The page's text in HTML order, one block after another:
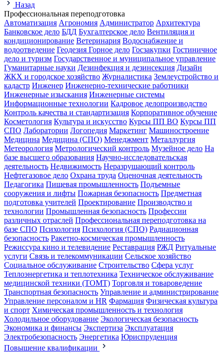
Назад
Профессиональная переподготовка
Автоматизация Агрономия Администратор Архитектура
Банковское дело БДД Бухгалтерское дело Вентиляция и
кондиционирование Ветеринария Водоснабжение и
водоотведение Геодезия Горное дело Госзакупки Гостиничное
дело и туризм Государственное и муниципальное управление
Гуманитарные науки Дезинфекция и дезинсекция Дизайн
ЖКХ и городское хозяйство Журналистика Землеустройство и
кадастр Инженер Инженерно-технические работники
Инженерные изыскания Инженерные системы
Информационные технологии Кадровое делопроизводство
Контроль качества и стандартизация Корпоративное обучение
Косметология Культура и искусство Курсы ПП ВО Курсы ПП
СПО Лаборатории Логопедия Маркетинг Машиностроение
Медицина Медицина (СПО) Менеджмент Металлургия
Метеорология Метрологический контроль Музейное дело На
базе высшего образования Научно-исследовательская
деятельность Недвижимость Неразрушающий контроль
Нефтегазовое дело Охрана труда Оценочная деятельность
Педагогика Пищевая промышленность Подъемные
сооружения и лифты Пожарная безопасность Предметная
подготовка учителей Проектирование Производство и
технологии Промышленная безопасность Профессии
различных отраслей Профессиональная переподготовка на
базе СПО Психология Психология (СПО) Радиационная
безопасность Ракетно-космическая промышленность
Режиссура кино и телевидение Реставрация РЖД Ритуальные
услуги Связь и телекоммуникации Сельское хозяйство
Социальное обслуживание Строительство Сфера услуг
Теплоэнергетика и теплотехника Техническое обслуживание
медицинской техники (ТОМТ) Торговля и товароведение
Транспортная безопасность Управление и администрирование
Управление персоналом и HR Фармация Физическая культура
и спорт Химическая промышленность и технология
Холодильное оборудование Экологическая безопасность
Экономика и финансы Экспертиза Эксплуатация
Электробезопасность Энергетика Юриспруденция
Повышение квалификации